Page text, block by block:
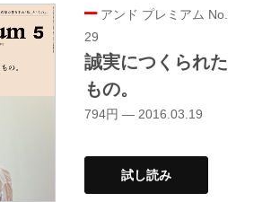
アンド プレミアム No.
29
誠実につくられた
もの。
794円 — 2016.03.19
試し読み